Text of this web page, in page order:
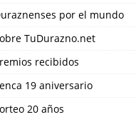
por el mundo
TuDurazno.net
recibidos
19 aniversario
20 años